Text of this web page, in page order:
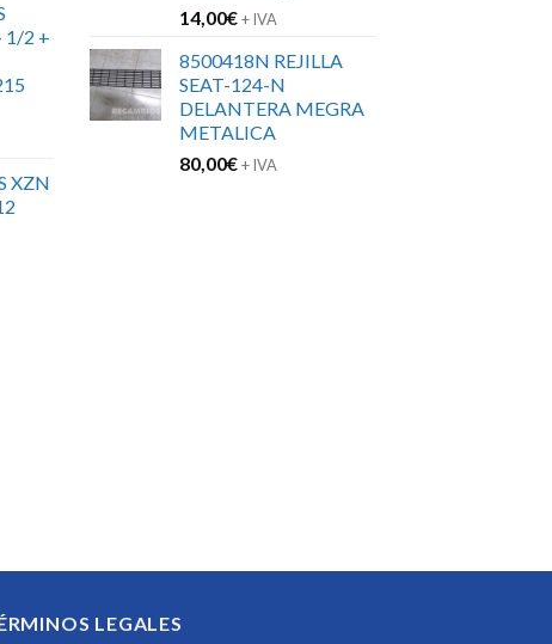
1/2 +
XZN
14,00€+ IVA
8500418N REJILLA
SEAT-124-N
DELANTERA MEGRA
METALICA
80,00€+ IVA
LEGALES